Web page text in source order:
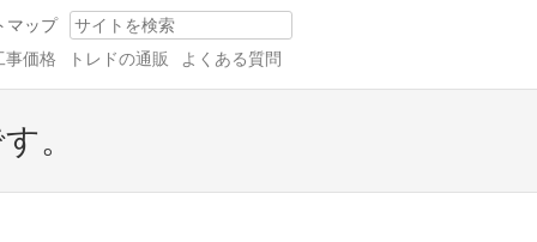
Search
マップ
事価格
トレドの通販 よくある質問
。